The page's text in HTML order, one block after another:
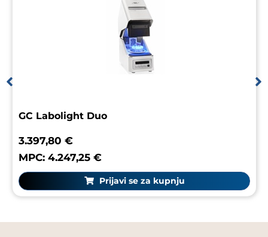
GC Labolight Duo
3.397,80 €
MPC: 4.247,25 €
Prijavi se za kupnju